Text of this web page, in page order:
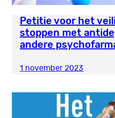
Petitie voor het
stoppen met
andere
1 november 2023